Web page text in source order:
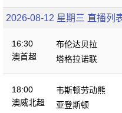
2026-08-12 星期三 直播列
16:30
澳首超
布伦达贝拉
塔格拉诺联
18:00
澳威北超
韦斯顿劳动熊
亚登斯顿